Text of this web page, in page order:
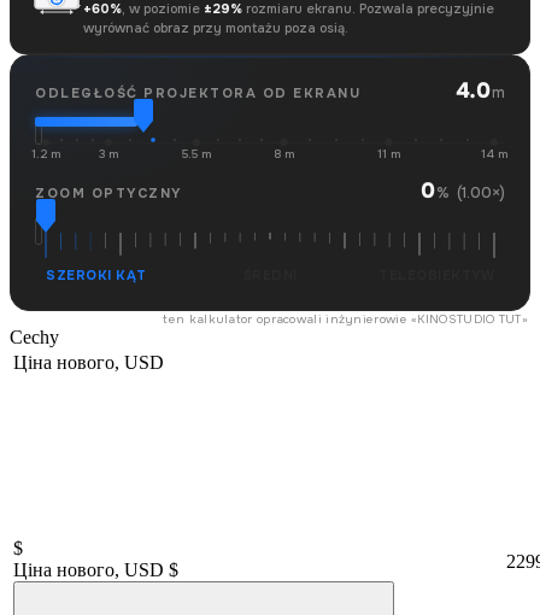
+60%, w poziomie ±29% rozmiaru ekranu. Pozwala precyzyjnie
wyrównać obraz przy montażu poza osią.
ODLEGŁOŚĆ PROJEKTORA OD EKRANU 4.0m
1.2 m 3 m 5.5 m 8 m 11 m 14 m
ZOOM OPTYCZNY 0% (1.00×)
SZEROKI KĄT
ten kalkulator opracowali inżynierowie «KINOSTUDIO TUT»
Cechy
Ціна нового, USD
$
Ціна нового, USD $